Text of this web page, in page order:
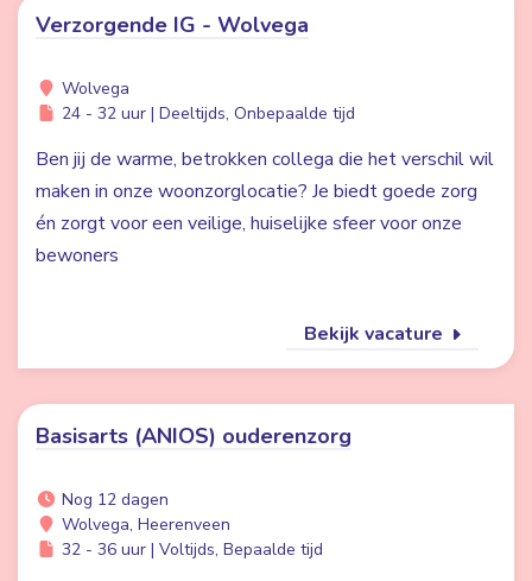
Verzorgende IG - Wolvega
Wolvega
24 - 32 uur | Deeltijds, Onbepaalde tijd
Ben jij de warme, betrokken collega die het verschil wil
maken in onze woonzorglocatie? Je biedt goede zorg
én zorgt voor een veilige, huiselijke sfeer voor onze
bewoners
Bekijk vacature
Basisarts (ANIOS) ouderenzorg
Nog 12 dagen
Wolvega, Heerenveen
32 - 36 uur | Voltijds, Bepaalde tijd